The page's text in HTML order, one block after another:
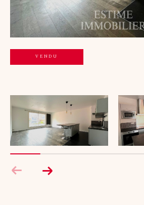
VENDU
Pièces
Pièces
Référence
AFFINER LES
TERRASSE PARKING
FILTRER